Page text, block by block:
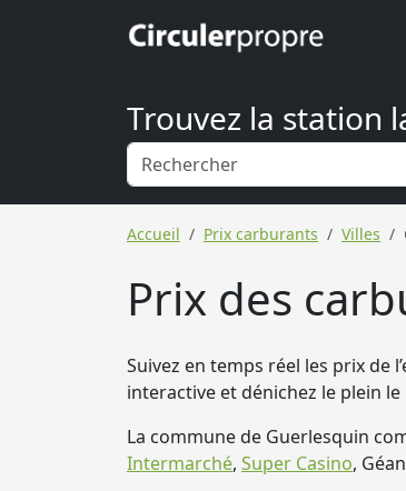
Trouvez la station
Accueil Prix carburants Villes
Prix des
Suivez en temps réel les prix de
interactive et dénichez le plein
La commune de Guerlesquin
Intermarché, Super Casino,